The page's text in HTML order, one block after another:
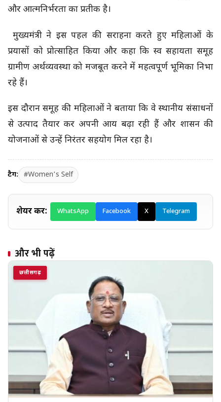
और आत्मनिर्भरता का प्रतीक है।
मुख्यमंत्री ने इस पहल की सराहना करते हुए महिलाओं के
प्रयासों को प्रोत्साहित किया और कहा कि स्व सहायता समूह
ग्रामीण अर्थव्यवस्था को मजबूत करने में महत्वपूर्ण भूमिका निभा
रहे हैं।
इस दौरान समूह की महिलाओं ने बताया कि वे स्थानीय संसाधनों
से उत्पाद तैयार कर अपनी आय बढ़ा रही हैं और शासन की
योजनाओं से उन्हें निरंतर सहयोग मिल रहा है।
टैग: #Women's Self
शेयर करें: WhatsApp Facebook X Telegram
और भी पढ़ें
छत्तीसगढ़